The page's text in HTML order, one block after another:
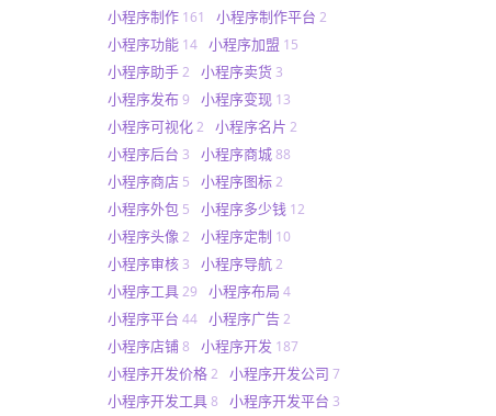
小程序制作 161 小程序制作平台 2
小程序功能 14 小程序加盟 15
小程序助手 2 小程序卖货 3
小程序发布 9 小程序变现 13
小程序可视化 2 小程序名片 2
小程序后台 3 小程序商城 88
小程序商店 5 小程序图标 2
小程序外包 5 小程序多少钱 12
小程序头像 2 小程序定制 10
小程序审核 3 小程序导航 2
小程序工具 29 小程序布局 4
小程序平台 44 小程序广告 2
小程序店铺 8 小程序开发 187
小程序开发价格 2 小程序开发公司 7
小程序开发工具 8 小程序开发平台 3